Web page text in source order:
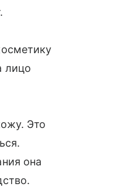
лицо
Это
она